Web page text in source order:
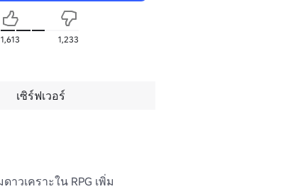
1,613 1,233
เซิร์ฟเวอร์
เคราะใน RPG เพิ่ม